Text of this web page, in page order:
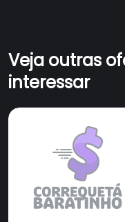
Veja outras
interessar